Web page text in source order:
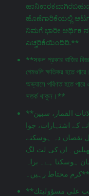
ಹೊಣೆಗಾರಿಕೆಯಲ್ಲಿ
ನಿಮಗೆ ಭಾರೀ ಆರ್ಥಿಕ
ಎಚ್ಚರಿಕೆಯಿಂದಿರಿ.**
**সকল প্রকার বাজির
গেমগুলি ক্ষতিকর হতে
অভ্যাসে পরিণত হতে
সতর্ক থাকুন।**
**جميع أنواع إعلانات المراهنات، إعلانات القمار، سبين
کے اشتہارات، جوا
نقصان دہ ہوسکتے
ان کی لت لگ
ہوسکتا ہے۔ براہ
کرم محتاط رہیں۔**
**هذه الألعاب قد تكون ضارة. العب على مسؤوليتك